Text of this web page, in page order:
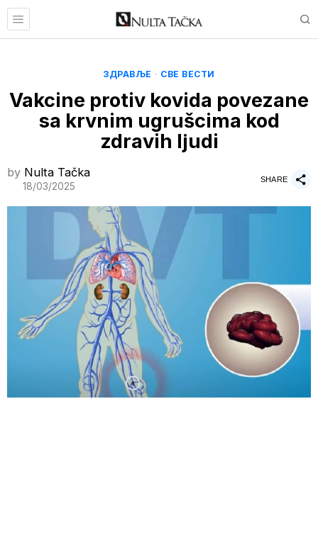
ЗДРАВЉЕ · СВЕ ВЕСТИ
Vakcine protiv kovida povezane
sa krvnim ugrušcima kod
zdravih ljudi
by Nulta Tačka
18/03/2025
SHARE